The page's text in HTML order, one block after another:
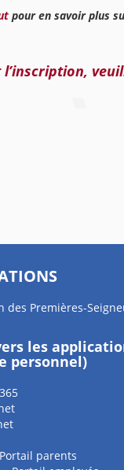
pour en savoir plus
des Premières-
les
personnel)
parents